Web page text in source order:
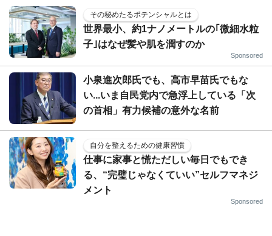
その秘めたるポテンシャルとは
世界最小、約1ナノメートルの｢微細水粒
子｣はなぜ髪や肌を潤すのか
Sponsored
小泉進次郎氏でも、高市早苗氏でもな
い...いま自民党内で急浮上している「次
の首相」有力候補の意外な名前
自分を整えるための健康習慣
仕事に家事と慌ただしい毎日でもでき
る、“完璧じゃなくていい”セルフマネジ
メント
Sponsored